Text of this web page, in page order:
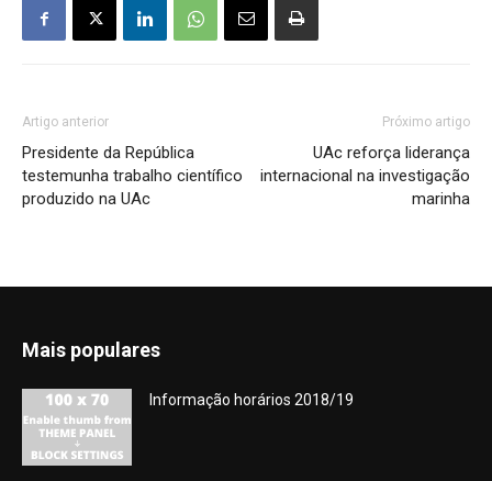
Artigo anterior
Presidente da República
testemunha trabalho científico
produzido na UAc
Próximo artigo
UAc reforça liderança
internacional na investigação
marinha
Mais populares
Informação horários 2018/19